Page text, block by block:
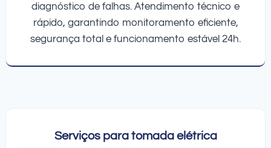
diagnóstico de falhas. Atendimento técnico e
rápido, garantindo monitoramento eficiente,
segurança total e funcionamento estável 24h.
Serviços para tomada elétrica